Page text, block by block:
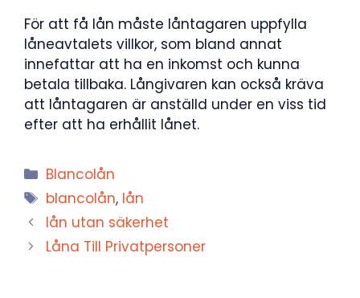
För att få lån måste låntagaren uppfylla
låneavtalets villkor, som bland annat
innefattar att ha en inkomst och kunna
betala tillbaka. Långivaren kan också kräva
att låntagaren är anställd under en viss tid
efter att ha erhållit lånet.
Kategorier
Blancolån
Etiketter
blancolån, lån
lån utan säkerhet
Låna Till Privatpersoner